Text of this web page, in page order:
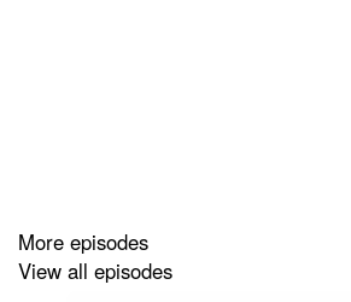
More episodes
View all episodes